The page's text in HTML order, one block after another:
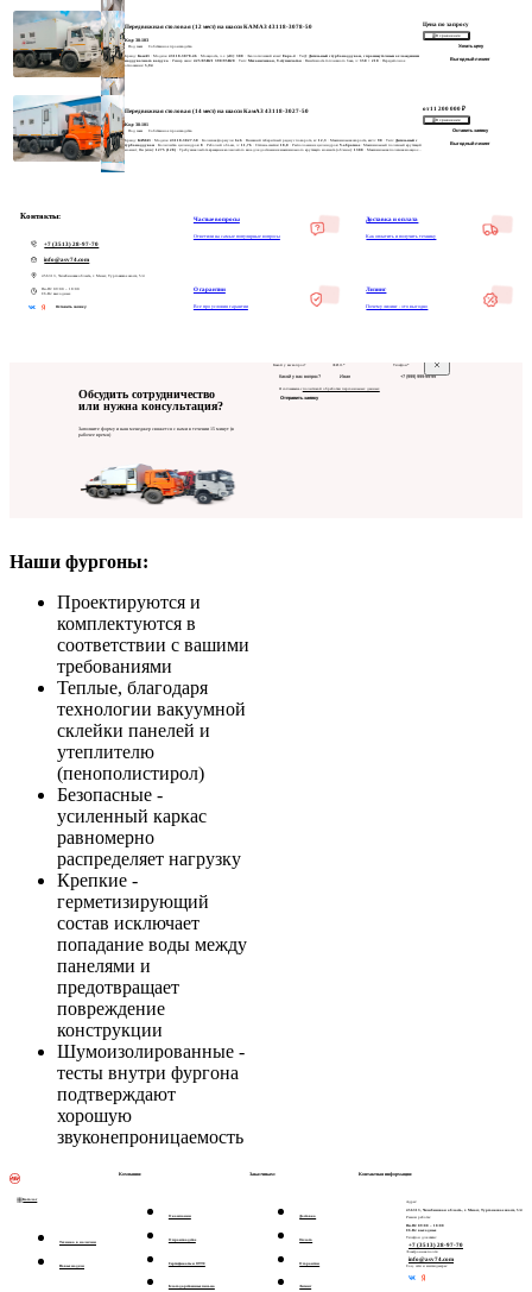
Передвижная столовая (12 мест) на шасси КАМАЗ 43118-3078-50
Код: 38-103
Под заказ
Собственное производство
Бренд:КамАЗ · Модель:43118-3078-46 · Мощность, л.с. (кВт):300 · Экологический класс:Евро-4 · ТиД:Дизельный с турбонаддувом, с промежуточным охлаждением
наддувочного воздуха · Размер шин:425/85R21 390/95R20 · Тип:Механическая, 9-ступенчатая · Вместимость топливного бака, л:350 + 210 · Передаточное
отношение:5,94
Цена по запросу
В сравнение
Узнать цену
Выгодный лизинг
Передвижная столовая (14 мест) на шасси КамАЗ 43118-3027-50
Код: 38-101
Под заказ
Собственное производство
Бренд:КАМАЗ · Модель:43118-3027-50 · Колесная формула:6х6 · Внешний габаритный радиус поворота, м:12,3 · Максимальная скорость, км/ч:90 · Тип:Дизельный с
турбонаддувом · Количество цилиндров:8 · Рабочий объем, л:11,76 · Степень сжатия:18,0 · Расположение цилиндров:V-образное· Максимальный полезный крутящий
момент, Нм (кгсм):1275 (128) · Требуемая частота вращения коленчатого вала для достижения максимального крутящего момента (об/мин):1300 · Максимальная полезная мощность,
от 11 200 000 ₽
В сравнение
Оставить заявку
Выгодный лизинг
Контакты:
+7 (3513) 28-97-70
info@asv74.com
456313, Челябинская область, г. Миасс, Тургоякское шоссе, 5/4
Пн-Пт: 09:00 – 18:00
Сб-Вс: выходные
Оставить заявку
Частые вопросы
Ответили на самые популярные вопросы
Доставка и оплата
Как оплатить и получить технику
О гарантии
Все про условия гарантии
Лизинг
Почему лизинг - это выгодно
Обсудить сотрудничество
или нужна консультация?
Заполните форму и наш менеджер свяжется с вами в течении 15 минут (в
рабочее время)
Я соглашаюсь с политикой обработки персональных данных
Отправить заявку
Наши фургоны:
Проектируются и
комплектуются в
соответствии с вашими
требованиями
Теплые, благодаря
технологии вакуумной
склейки панелей и
утеплителю
(пенополистирол)
Безопасные -
усиленный каркас
равномерно
распределяет нагрузку
Крепкие -
герметизирующий
состав исключает
попадание воды между
панелями и
предотвращает
повреждение
конструкции
Шумоизолированные -
тесты внутри фургона
подтверждают
хорошую
звуконепроницаемость
Каталог
Техника в наличии
Новые модели
Компания:
О компании
О производстве
Сертификаты и ОТТС
Благодарственные письма
Заказчикам:
Доставка
Оплата
О гарантии
Лизинг
Контактная информация:
Адрес:
456313, Челябинская область, г. Миасс, Тургоякское шоссе, 5/4
Режим работы:
Пн-Пт: 09:00 – 18:00
Сб-Вс: выходные
Телефон для связи:
+7 (3513) 28-97-70
Электронная почта:
info@asv74.com
Соц. сети и мессенджеры: